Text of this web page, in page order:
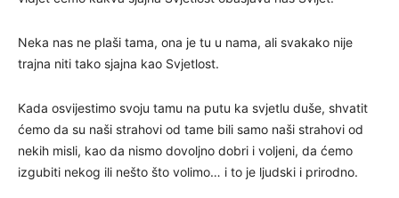
Neka nas ne plaši tama, ona je tu u nama, ali svakako nije
trajna niti tako sjajna kao Svjetlost.
Kada osvijestimo svoju tamu na putu ka svjetlu duše, shvatit
ćemo da su naši strahovi od tame bili samo naši strahovi od
nekih misli, kao da nismo dovoljno dobri i voljeni, da ćemo
izgubiti nekog ili nešto što volimo… i to je ljudski i prirodno.